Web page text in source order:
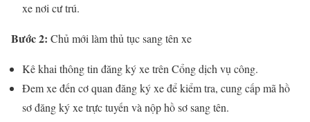
xe nơi cư trú.
Bước 2: Chủ mới làm thủ tục sang tên xe
Kê khai thông tin đăng ký xe trên Cổng dịch vụ công.
Đem xe đến cơ quan đăng ký xe để kiểm tra, cung cấp mã hồ
sơ đăng ký xe trực tuyến và nộp hồ sơ sang tên.